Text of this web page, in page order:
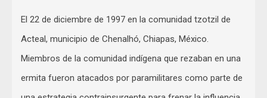
El 22 de diciembre de 1997 en la comunidad tzotzil de
Acteal, municipio de Chenalhó, Chiapas, México.
Miembros de la comunidad indígena que rezaban en una
ermita fueron atacados por paramilitares como parte de